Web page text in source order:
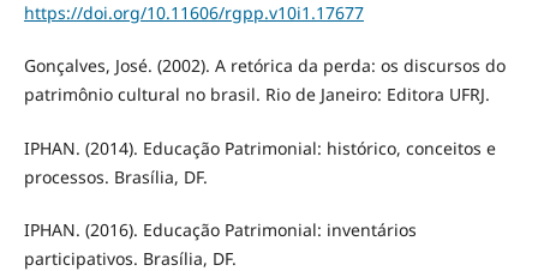
https://doi.org/10.11606/rgpp.v10i1.17677
Gonçalves, José. (2002). A retórica da perda: os discursos do
patrimônio cultural no brasil. Rio de Janeiro: Editora UFRJ.
IPHAN. (2014). Educação Patrimonial: histórico, conceitos e
processos. Brasília, DF.
IPHAN. (2016). Educação Patrimonial: inventários
participativos. Brasília, DF.